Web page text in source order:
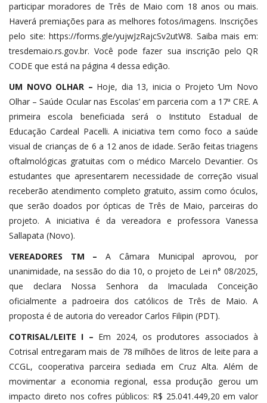
participar moradores de Três de Maio com 18 anos ou mais.
Haverá premiações para as melhores fotos/imagens. Inscrições
pelo site: https://forms.gle/yujwJzRajcSv2utW8. Saiba mais em:
tresdemaio.rs.gov.br. Você pode fazer sua inscrição pelo QR
CODE que está na página 4 dessa edição.
UM NOVO OLHAR – Hoje, dia 13, inicia o Projeto ‘Um Novo
Olhar – Saúde Ocular nas Escolas’ em parceria com a 17ª CRE. A
primeira escola beneficiada será o Instituto Estadual de
Educação Cardeal Pacelli. A iniciativa tem como foco a saúde
visual de crianças de 6 a 12 anos de idade. Serão feitas triagens
oftalmológicas gratuitas com o médico Marcelo Devantier. Os
estudantes que apresentarem necessidade de correção visual
receberão atendimento completo gratuito, assim como óculos,
que serão doados por ópticas de Três de Maio, parceiras do
projeto. A iniciativa é da vereadora e professora Vanessa
Sallapata (Novo).
VEREADORES TM – A Câmara Municipal aprovou, por
unanimidade, na sessão do dia 10, o projeto de Lei n° 08/2025,
que declara Nossa Senhora da Imaculada Conceição
oficialmente a padroeira dos católicos de Três de Maio. A
proposta é de autoria do vereador Carlos Filipin (PDT).
COTRISAL/LEITE I – Em 2024, os produtores associados à
Cotrisal entregaram mais de 78 milhões de litros de leite para a
CCGL, cooperativa parceira sediada em Cruz Alta. Além de
movimentar a economia regional, essa produção gerou um
impacto direto nos cofres públicos: R$ 25.041.449,20 em valor